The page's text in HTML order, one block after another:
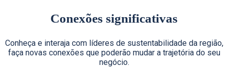
Conexões significativas
Conheça e interaja com líderes de sustentabilidade da região,
faça novas conexões que poderão mudar a trajetória do seu
negócio.